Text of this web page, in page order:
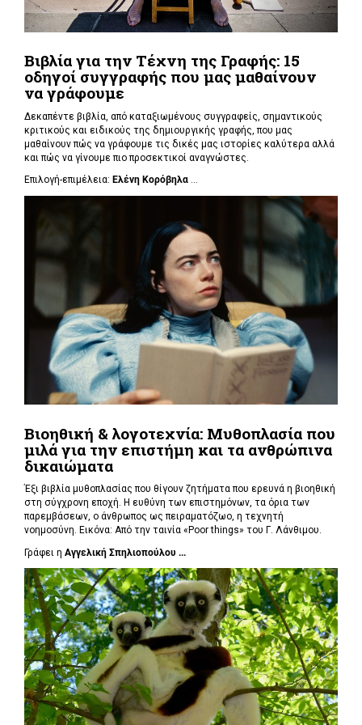
Βιβλία για την Τέχνη της Γραφής: 15
οδηγοί συγγραφής που μας μαθαίνουν
να γράφουμε
Δεκαπέντε βιβλία, από καταξιωμένους συγγραφείς, σημαντικούς
κριτικούς και ειδικούς της δημιουργικής γραφής, που μας
μαθαίνουν πώς να γράφουμε τις δικές μας ιστορίες καλύτερα αλλά
και πώς να γίνουμε πιο προσεκτικοί αναγνώστες.
Επιλογή-επιμέλεια: Ελένη Κορόβηλα ...
Βιοηθική & λογοτεχνία: Μυθοπλασία που
μιλά για την επιστήμη και τα ανθρώπινα
δικαιώματα
Έξι βιβλία μυθοπλασίας που θίγουν ζητήματα που ερευνά η βιοηθική
στη σύγχρονη εποχή. Η ευθύνη των επιστημόνων, τα όρια των
παρεμβάσεων, ο άνθρωπος ως πειραματόζωο, η τεχνητή
νοημοσύνη. Εικόνα: Από την ταινία «Poor things» του Γ. Λάνθιμου.
Γράφει η Αγγελική Σπηλιοπούλου ...